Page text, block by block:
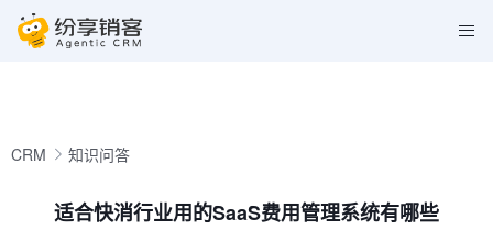
CRM 知识问答
适合快消行业用的SaaS费用管理系统有哪些